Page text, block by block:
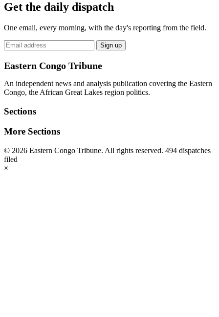
Get the daily dispatch
One email, every morning, with the day's reporting from the field.
Email
address
Sign up
Eastern Congo Tribune
An independent news and analysis publication covering the Eastern
Congo, the African Great Lakes region politics.
Sections
More Sections
© 2026 Eastern Congo Tribune. All rights reserved. 494 dispatches
filed
×